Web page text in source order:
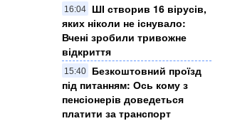
16:04
ШІ створив 16 вірусів,
яких ніколи не існувало:
Вчені зробили тривожне
відкриття
15:40
Безкоштовний проїзд
під питанням: Ось кому з
пенсіонерів доведеться
платити за транспорт